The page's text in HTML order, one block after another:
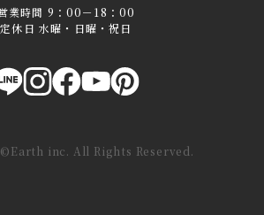
業時間 9：00－18：00
定休日 水曜・日曜・祝日
inc. All Rights Reserved.